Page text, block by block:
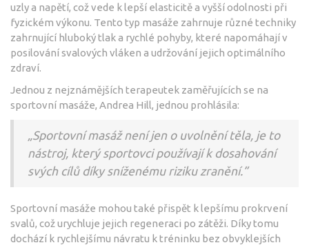
uzly a napětí, což vede k lepší elasticitě a vyšší odolnosti při
fyzickém výkonu. Tento typ masáže zahrnuje různé techniky
zahrnující hluboký tlak a rychlé pohyby, které napomáhají v
posilování svalových vláken a udržování jejich optimálního
zdraví.
Jednou z nejznámějších terapeutek zaměřujících se na
sportovní masáže, Andrea Hill, jednou prohlásila:
„Sportovní masáž není jen o uvolnění těla, je to
nástroj, který sportovci používají k dosahování
svých cílů díky sníženému riziku zranění.”
Sportovní masáže mohou také přispět k lepšímu prokrvení
svalů, což urychluje jejich regeneraci po zátěži. Díky tomu
dochází k rychlejšímu návratu k tréninku bez obvyklejších